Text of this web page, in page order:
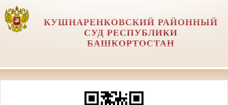
КУШНАРЕНКОВСКИЙ РАЙОННЫЙ
СУД РЕСПУБЛИКИ
БАШКОРТОСТАН